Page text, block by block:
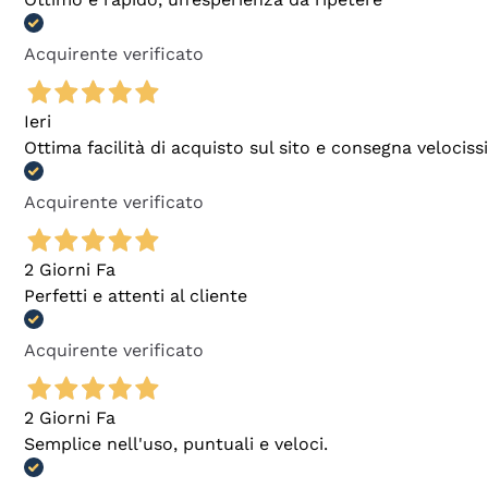
Acquirente verificato
Ieri
Ottima facilità di acquisto sul sito e consegna
Acquirente verificato
2 Giorni Fa
Perfetti e attenti al cliente
Acquirente verificato
2 Giorni Fa
Semplice nell'uso, puntuali e veloci.